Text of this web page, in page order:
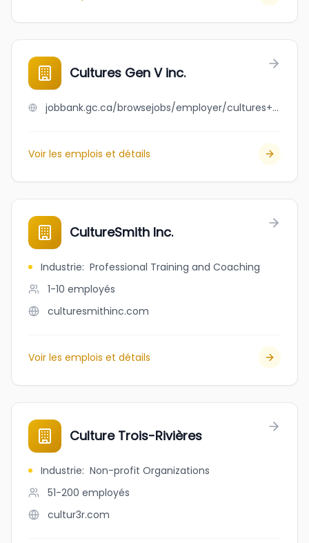
Cultures Gen V inc.
jobbank.gc.ca/browsejobs/employer/cultures+gen+v+inc./ca
Voir les emplois et détails
CultureSmith Inc.
Industrie: Professional Training and Coaching
1-10 employés
culturesmithinc.com
Voir les emplois et détails
Culture Trois-Rivières
Industrie: Non-profit Organizations
51-200 employés
cultur3r.com